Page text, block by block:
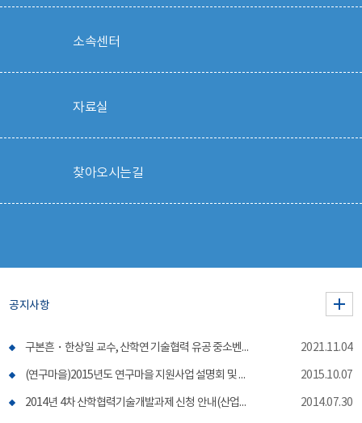
소속센터
자료실
찾아오시는길
공지사항
구본흔・한상일 교수, 산학연 기술협력 유공 중소벤처기업부장관상! 2021.11.04
(연구마을)2015년도 연구마을 지원사업 설명회 및 사업계획서 작성법 초청 특강 2015.10.07
2014년 4차 산학협력기술개발과제 신청 안내(산업기술연구원) 2014.07.30